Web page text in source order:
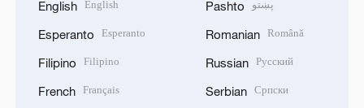
English English
Esperanto Esperanto
Filipino Filipino
French Français
Pashto پښتو
Romanian Română
Russian Русский
Serbian Српски